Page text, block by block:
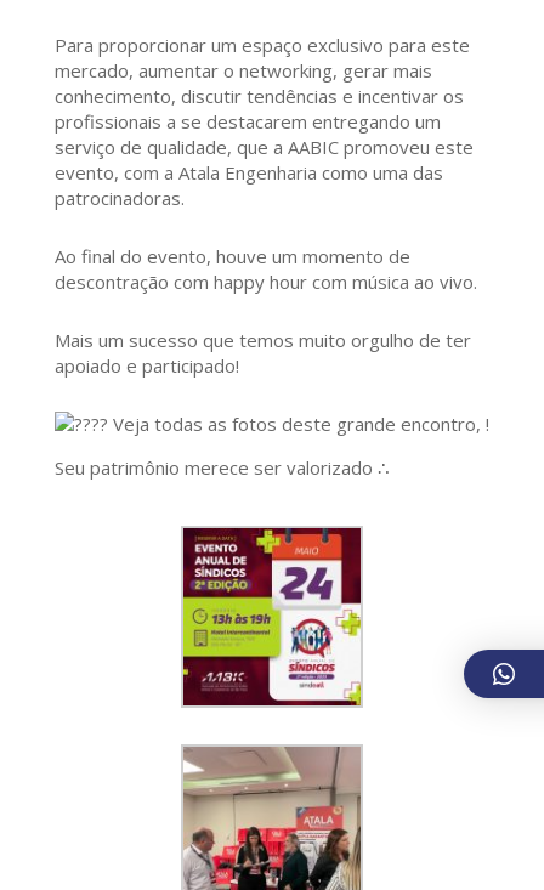
Para proporcionar um espaço exclusivo para este
mercado, aumentar o networking, gerar mais
conhecimento, discutir tendências e incentivar os
profissionais a se destacarem entregando um
serviço de qualidade, que a AABIC promoveu este
evento, com a Atala Engenharia como uma das
patrocinadoras.
Ao final do evento, houve um momento de
descontração com happy hour com música ao vivo.
Mais um sucesso que temos muito orgulho de ter
apoiado e participado!
Veja todas as fotos deste grande encontro, !
Seu patrimônio merece ser valorizado ∴